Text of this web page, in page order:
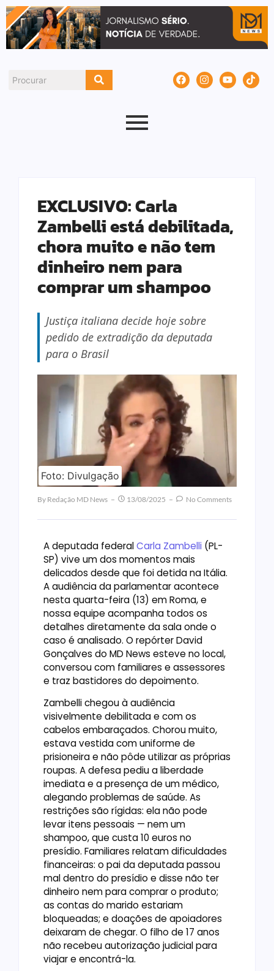
EXCLUSIVO: Carla
Zambelli está debilitada,
chora muito e não tem
dinheiro nem para
comprar um shampoo
Justiça italiana decide hoje sobre
pedido de extradição da deputada
para o Brasil
Foto: Divulgação
By Redação MD News 13/08/2025 No Comments
A deputada federalCarla Zambelli (PL-
SP) vive um dos momentos mais
delicados desde que foi detida na Itália.
A audiência da parlamentar acontece
nesta quarta-feira (13) em Roma, e
nossa equipe acompanha todos os
detalhes diretamente da sala onde o
caso é analisado. O repórter David
Gonçalves do MD News esteve no local,
conversou com familiares e assessores
e traz bastidores do depoimento.
Zambelli chegou à audiência
visivelmente debilitada e com os
cabelos embaraçados. Chorou muito,
estava vestida com uniforme de
prisioneira e não pôde utilizar as próprias
roupas. A defesa pediu a liberdade
imediata e a presença de um médico,
alegando problemas de saúde. As
restrições são rígidas: ela não pode
levar itens pessoais — nem um
shampoo, que custa 10 euros no
presídio. Familiares relatam dificuldades
financeiras: o pai da deputada passou
mal dentro do presídio e disse não ter
dinheiro nem para comprar o produto;
as contas do marido estariam
bloqueadas; e doações de apoiadores
deixaram de chegar. O filho de 17 anos
não recebeu autorização judicial para
viajar e encontrá-la.